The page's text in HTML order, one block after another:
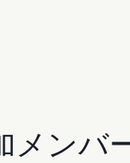
メンバ